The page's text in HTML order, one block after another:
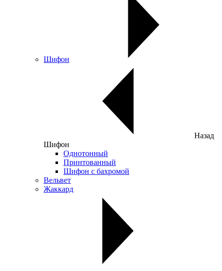
Шифон
Назад
Шифон
Однотонный
Принтованный
Шифон с бахромой
Вельвет
Жаккард